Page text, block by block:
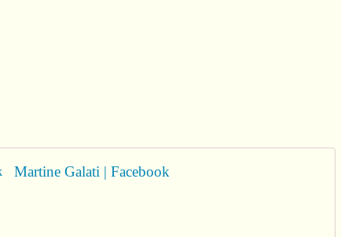
Martine Galati | Facebook